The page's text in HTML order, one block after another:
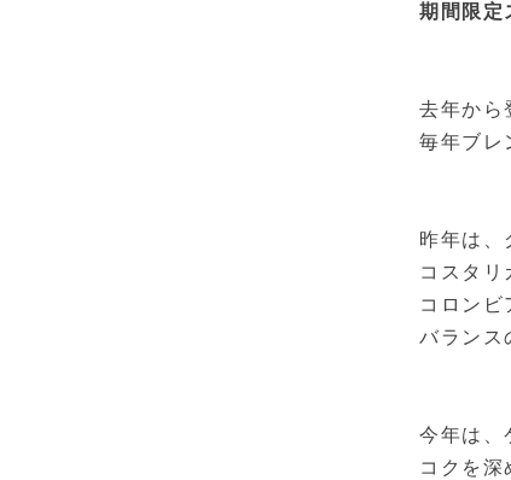
期間限
去年から
毎年ブレ
昨年は、
コスタリ
コロンビ
バランス
今年は、
コクを深